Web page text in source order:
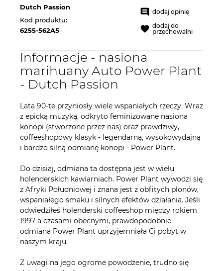
Dutch Passion
Kod produktu:
6255-562A5
dodaj opinię
dodaj do
przechowalni
Informacje - nasiona
marihuany Auto Power Plant
- Dutch Passion
Lata 90-te przyniosły wiele wspaniałych rzeczy. Wraz
z epicką muzyką, odkryto feminizowane nasiona
konopi (stworzone przez nas) oraz prawdziwy,
coffeeshopowy klasyk - legendarną, wysokowydajną
i bardzo silną odmianę konopi - Power Plant.
Do dzisiaj, odmiana ta dostępna jest w wielu
holenderskich kawiarniach. Power Plant wywodzi się
z Afryki Południowej i znana jest z obfitych plonów,
wspaniałego smaku i silnych efektów działania. Jeśli
odwiedziłeś holenderski coffeeshop między rokiem
1997 a czasami obecnymi, prawdopodobnie
odmiana Power Plant uprzyjemniała Ci pobyt w
naszym kraju.
Z uwagi na jego ogrome powodzenie, trudno się